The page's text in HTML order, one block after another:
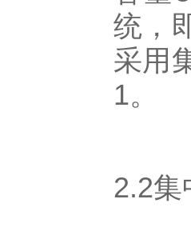
统，
采用
1。
2.2集